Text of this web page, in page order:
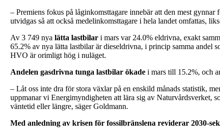
– Premiens fokus på låginkomsttagare innebär att den mest
utvidgas så att också medelinkomsttagare i hela landet omfattas,
Av 3 749 nyalätta lastbilar i mars var 24.0% eldrivna, exakt
65.2% av nya lätta lastbilar är dieseldrivna, i princip samma andel
HVO är orimligt hög i nuläget.
Andelen gasdrivna tunga lastbilar ökade i mars till 15.2%, och
– Låt oss inte dra för stora växlar på en enskild månads statistik,
uppmanar vi Energimyndigheten att lära sig av Naturvårdsverket,
väntetid eller längre, säger Goldmann.
Med anledning av krisen för fossilbränslena reviderar 2030-